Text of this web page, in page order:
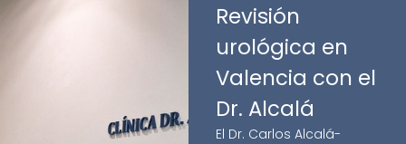
Revisión
urológica en
Valencia con el
Dr. Alcalá
El Dr. Carlos Alcalá-